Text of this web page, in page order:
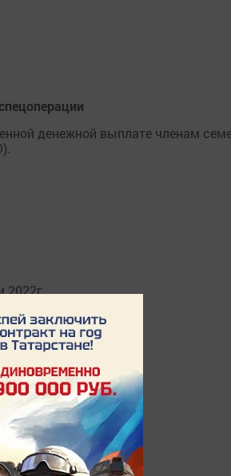
денежной выплате членам
2022г.